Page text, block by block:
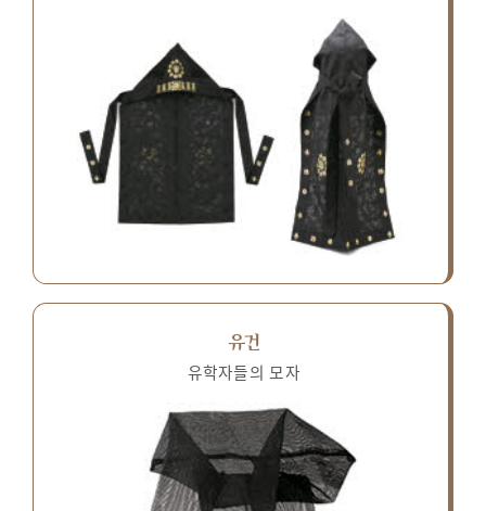
유건
유학자들의 모자